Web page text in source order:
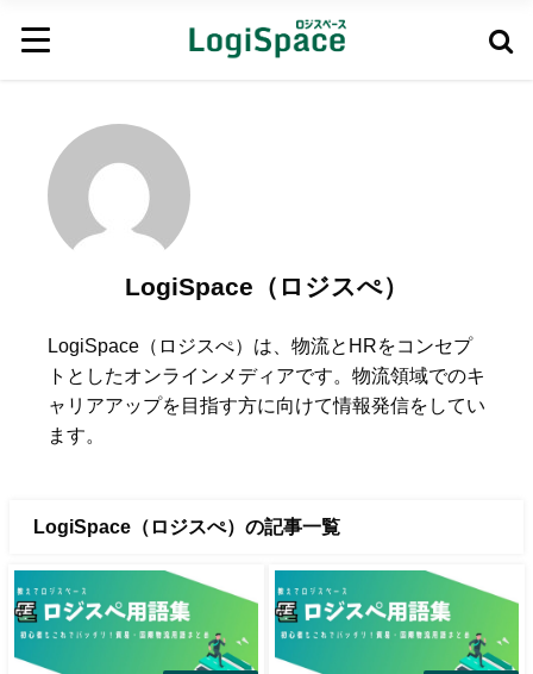
LogiSpace（ロジスぺ）
LogiSpace（ロジスぺ）は、物流とHRをコンセプ
トとしたオンラインメディアです。物流領域でのキ
ャリアアップを目指す方に向けて情報発信をしてい
ます。
LogiSpace（ロジスぺ）の記事一覧